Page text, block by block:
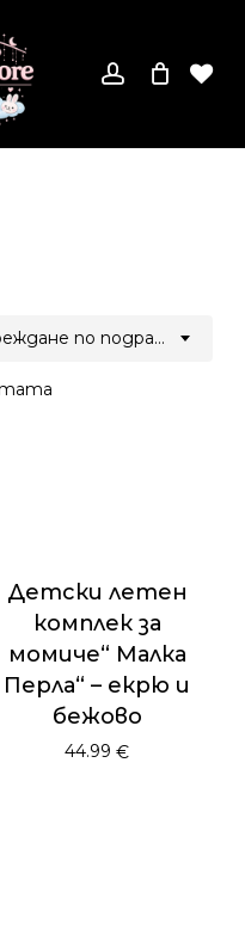
Cart
Подреждане по подразбиране
Filters
Детски летен
комплек за
момиче“ Малка
Перла“ – екрю и
бежово
44.99€